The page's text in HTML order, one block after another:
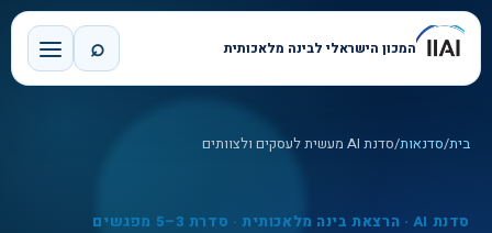
המכון הישראלי לבינה מלאכותית ⌕
בית/סדנאות/סדנת AI מעשית לעסקים ולצוותים
סדנת AI · הרצאת בינה מלאכותית · סדרת 3–5 מפגשים